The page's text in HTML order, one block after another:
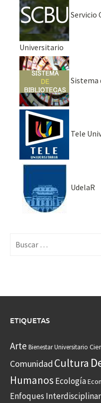
Servicio
Universitario
Sistema
Tele
UdelaR
ETIQUETAS
Arte Bienestar Universitario
Comunidad Cultura
Humanos Ecología
Enfoques